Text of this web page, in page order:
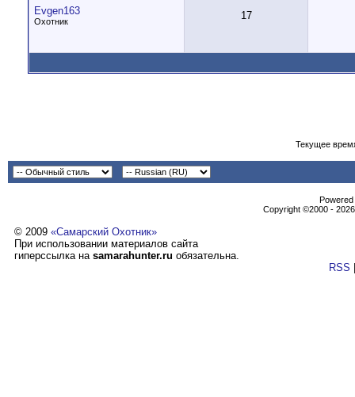
Evgen163
Охотник 17
Текущее
Copyright ©2000 -
© 2009 «Самарский Охотник»
При использовании материалов сайта
гиперссылка на samarahunter.ru обязательна.
RSS